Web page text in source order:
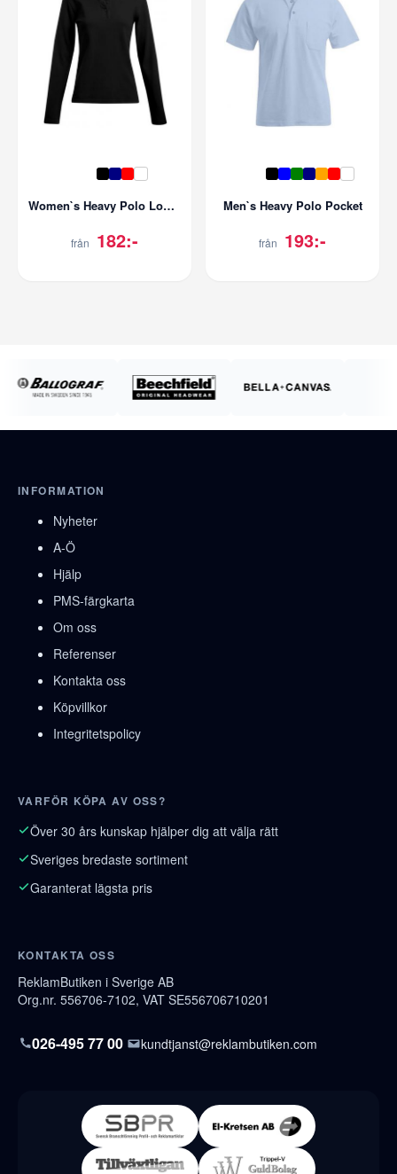
Women`s Heavy Polo Longsleeve
från 182:-
Men`s Heavy Polo Pocket
från 193:-
INFORMATION
Nyheter
A-Ö
Hjälp
PMS-färgkarta
Om oss
Referenser
Kontakta oss
Köpvillkor
Integritetspolicy
VARFÖR KÖPA AV OSS?
Över 30 års kunskap hjälper dig att välja rätt
Sveriges bredaste sortiment
Garanterat lägsta pris
KONTAKTA OSS
ReklamButiken i Sverige AB
Org.nr. 556706-7102, VAT SE556706710201
026-495 77 00 kundtjanst@reklambutiken.com